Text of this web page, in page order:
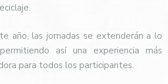
año, las jornadas se extenderán a lo
así una experiencia más
para todos los participantes.